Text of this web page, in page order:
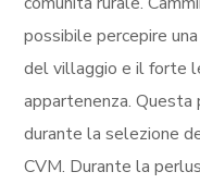
possibile percepire
del villaggio e il forte
appartenenza.
durante la selezione
CVM. Durante la